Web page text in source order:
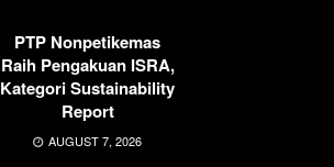
PTP Nonpetikemas
Raih Pengakuan ISRA,
Kategori Sustainability
Report
AUGUST 7, 2026